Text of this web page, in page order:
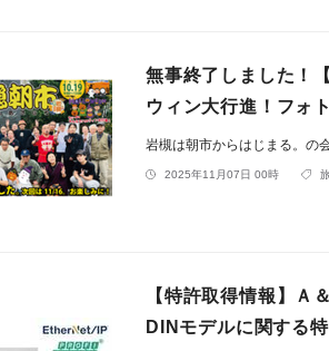
無事終了しました！
ウィン大行進！フォ
岩槻は朝市からはじまる。の
2025年11月07日 00時
【特許取得情報】Ａ
DINモデルに関する